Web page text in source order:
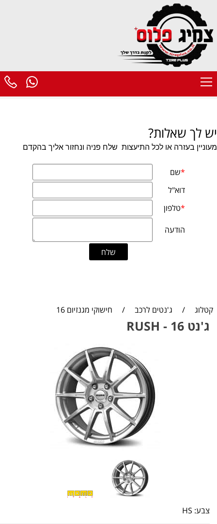
יש לך שאלות?
מעוניין בעזרה או לכל התיעצות שלח פניה ונחזור אליך בהקדם
קטלוג / ג'נטים לרכב / חישוקי מגנזיום 16
ג'נט 16 - RUSH
צבע: HS